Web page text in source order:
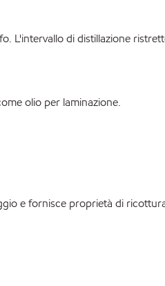
L'intervallo di distillazione
olio per laminazione.
e fornisce proprietà di